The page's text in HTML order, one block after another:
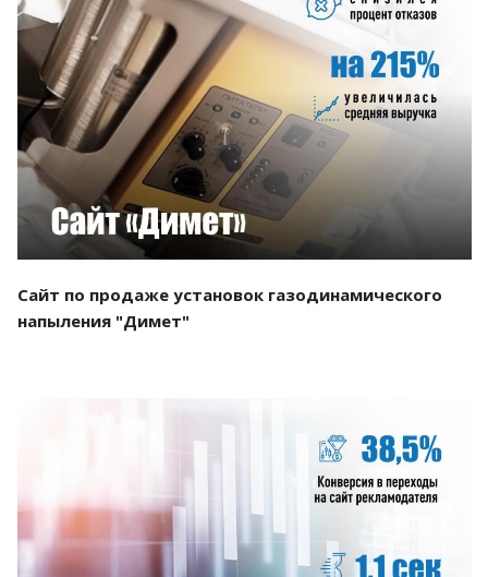
Смотреть проект
Сайт по продаже установок газодинамического
напыления "Димет"